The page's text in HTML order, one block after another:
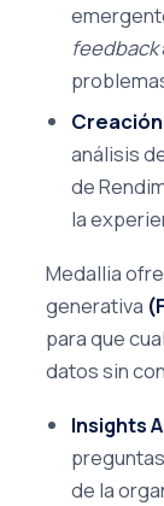
feedback
análisis
de
la
Medallia
generativa
para que
datos sin
Insights
de la